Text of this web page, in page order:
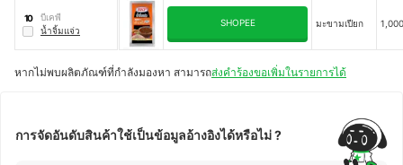
10
บีเคพี
น้ำจิ้มแจ่ว
SHOPEE มะขามเปียก
หากไม่พบผลิตภัณฑ์ที่กำลังมองหา สามารถส่งคำร้องขอเพิ่มในรายการได้
การจัดอันดับสินค้าใช้เป็นข้อมูลอ้างอิงได้หรือไม่ ?